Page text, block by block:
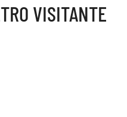
VISITANTE